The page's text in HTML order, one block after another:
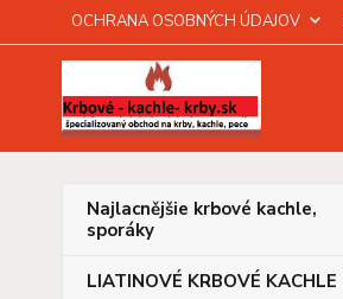
OCHRANA OSOBNÝCH ÚDAJOV
Najlacnějšie krbové kachle,
sporáky
LIATINOVÉ KRBOVÉ KACHLE